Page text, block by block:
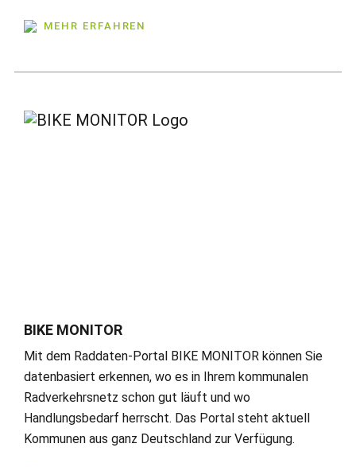
MEHR ERFAHREN
BIKE MONITOR
Mit dem Raddaten-Portal BIKE MONITOR können Sie
datenbasiert erkennen, wo es in Ihrem kommunalen
Radverkehrsnetz schon gut läuft und wo
Handlungsbedarf herrscht. Das Portal steht aktuell
Kommunen aus ganz Deutschland zur Verfügung.